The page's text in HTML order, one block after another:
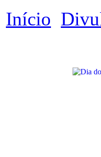
Início